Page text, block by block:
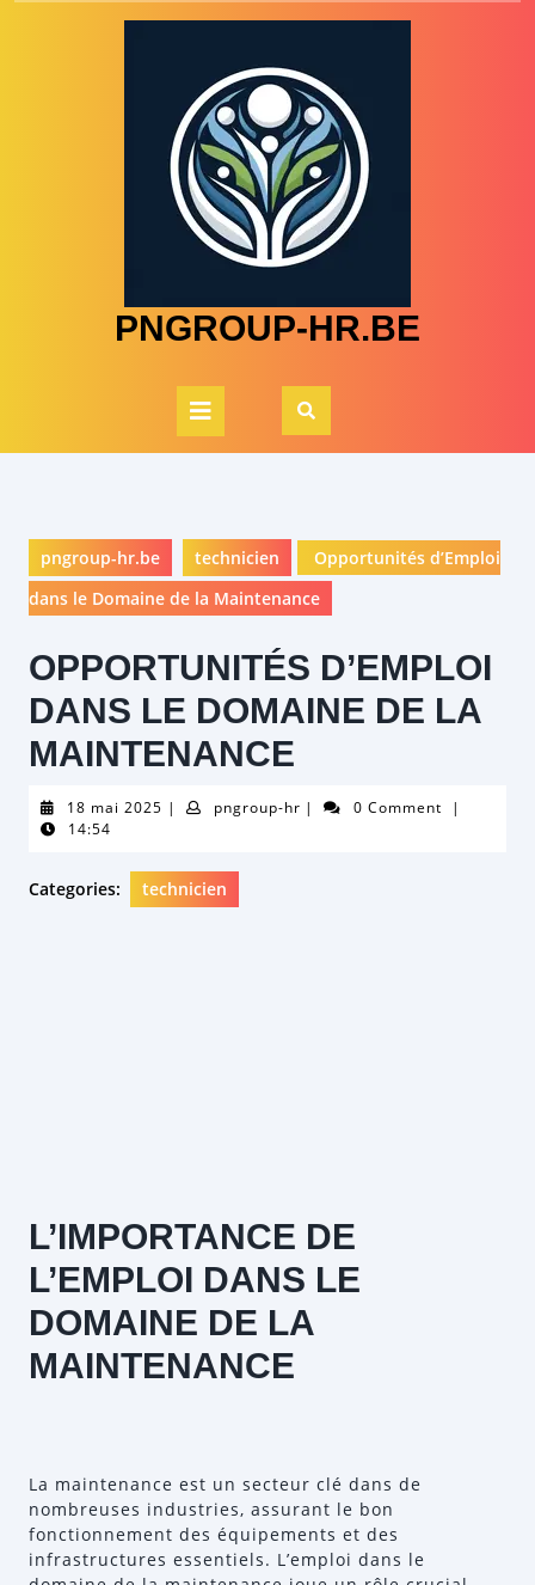
PNGROUP-HR.BE
Open
Button
pngroup-hr.be technicien
Opportunités d’Emploi
dans le Domaine de la Maintenance
OPPORTUNITÉS D’EMPLOI
DANS LE DOMAINE DE LA
MAINTENANCE
18 mai 2025 18| pngroup-hrpngroup-
| 0 Comment
|
14:54
Categories: technicien
L’IMPORTANCE DE
L’EMPLOI DANS LE
DOMAINE DE LA
MAINTENANCE
La maintenance est un secteur clé dans de
nombreuses industries, assurant le bon
fonctionnement des équipements et des
infrastructures essentiels. L’emploi dans le